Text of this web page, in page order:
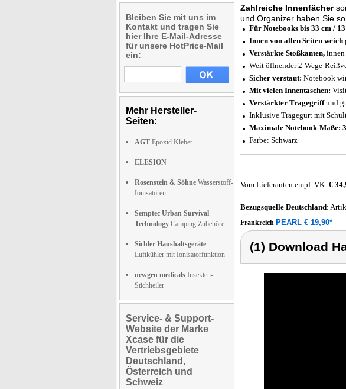
Bleiben Sie mit uns im
Kontakt und tragen Sie
hier Ihre E-Mail-Adresse
für unsere HotPrice-Mail
ein:
Mehr Hersteller-
Seiten:
AGT Epoxid Kleber
ELESION
Rosenstein & Söhne Wasserstoff-
Ionisatoren
Semptec Urban Survival
Technology Camping Zubehöre
Sichler Haushaltsgeräte
Luftkühler mit Ionisatorfunktion
newgen medicals Insekten-
Stichheiler
Service- & Support-
Website der Marke
Xcase für die
Vertriebsgebiete
Deutschland,
Österreich und
Schweiz
Zahlreiche Innenfächer
und Organizer haben Sie so
Für Notebooks bis 33 cm /
Innen von allen Seiten weich
Verstärkte Stoßkanten,
Weit öffnender 2-Wege-
Sicher verstaut: Notebook
Mit vielen Innentaschen:
Verstärkter Tragegriffund
Inklusive Tragegurt mit
Maximale Notebook-Maße:
Farbe: Schwarz
Vom Lieferanten empf. VK: €
Bezugsquelle Deutschland:
Frankreich PEARL € 19,90*
(1) Download